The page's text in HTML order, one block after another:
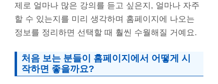
제로 얼마나 많은 강의를 듣고 싶은지, 얼마나 자주
할 수 있는지를 미리 생각하며 홈페이지에 나오는
정보를 정리하면 선택할 때 훨씬 수월해질 거예요.
처음 보는 분들이 홈페이지에서 어떻게 시
작하면 좋을까요?